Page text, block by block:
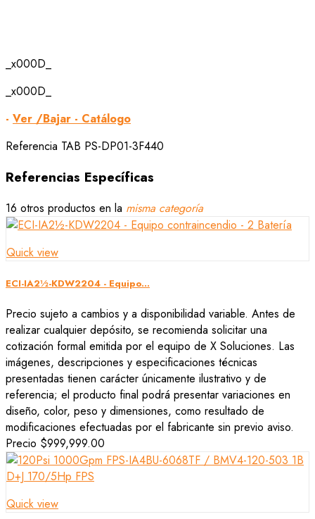
_x000D_
_x000D_
- Ver /Bajar - Catálogo
Referencia TAB PS-DP01-3F440
Referencias Específicas
16 otros productos en la misma categoría
Quick view
ECI-IA2½-KDW2204 - Equipo...
Precio sujeto a cambios y a disponibilidad variable. Antes de
realizar cualquier depósito, se recomienda solicitar una
cotización formal emitida por el equipo de X Soluciones. Las
imágenes, descripciones y especificaciones técnicas
presentadas tienen carácter únicamente ilustrativo y de
referencia; el producto final podrá presentar variaciones en
diseño, color, peso y dimensiones, como resultado de
modificaciones efectuadas por el fabricante sin previo aviso.
Precio $999,999.00
Quick view